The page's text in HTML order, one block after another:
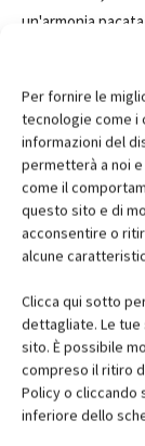
Per fornire le
tecnologie come i
informazioni del
permetterà a noi
come il
questo sito e di
acconsentire o
alcune
Clicca qui sotto
dettagliate. Le tue
sito. È possibile
compreso il ritiro
Policy o cliccando
inferiore dello
un'armonia
una mescolanza